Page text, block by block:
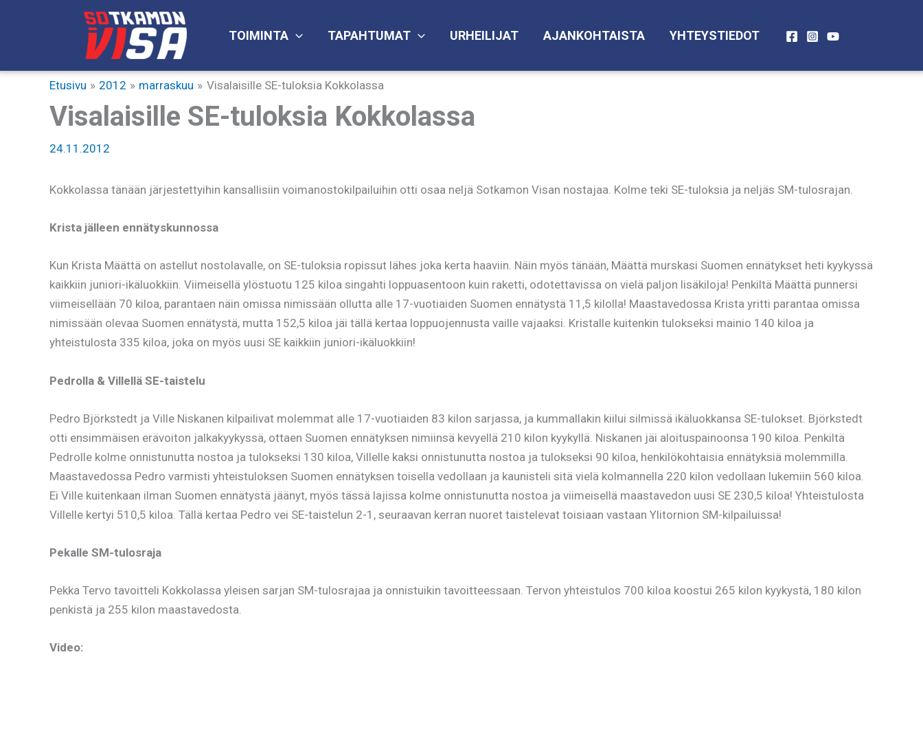
TOIMINTA TAPAHTUMAT URHEILIJAT AJANKOHTAISTA YHTEYSTIEDOT
Etusivu 2012 marraskuu Visalaisille SE-tuloksia Kokkolassa
Visalaisille SE-tuloksia Kokkolassa
24.11.2012
Kokkolassa tänään järjestettyihin kansallisiin voimanostokilpailuihin otti osaa neljä Sotkamon Visan nostajaa. Kolme teki SE-tuloksia ja neljäs SM-tulosrajan.
Krista jälleen ennätyskunnossa
Kun Krista Määttä on astellut nostolavalle, on SE-tuloksia ropissut lähes joka kerta haaviin. Näin myös tänään, Määttä murskasi Suomen ennätykset heti kyykyssä
kaikkiin juniori-ikäluokkiin. Viimeisellä ylöstuotu 125 kiloa singahti loppuasentoon kuin raketti, odotettavissa on vielä paljon lisäkiloja! Penkiltä Määttä punnersi
viimeisellään 70 kiloa, parantaen näin omissa nimissään ollutta alle 17-vuotiaiden Suomen ennätystä 11,5 kilolla! Maastavedossa Krista yritti parantaa omissa
nimissään olevaa Suomen ennätystä, mutta 152,5 kiloa jäi tällä kertaa loppuojennusta vaille vajaaksi. Kristalle kuitenkin tulokseksi mainio 140 kiloa ja
yhteistulosta 335 kiloa, joka on myös uusi SE kaikkiin juniori-ikäluokkiin!
Pedrolla & Villellä SE-taistelu
Pedro Björkstedt ja Ville Niskanen kilpailivat molemmat alle 17-vuotiaiden 83 kilon sarjassa, ja kummallakin kiilui silmissä ikäluokkansa SE-tulokset. Björkstedt
otti ensimmäisen erävoiton jalkakyykyssä, ottaen Suomen ennätyksen nimiinsä kevyellä 210 kilon kyykyllä. Niskanen jäi aloituspainoonsa 190 kiloa. Penkiltä
Pedrolle kolme onnistunutta nostoa ja tulokseksi 130 kiloa, Villelle kaksi onnistunutta nostoa ja tulokseksi 90 kiloa, henkilökohtaisia ennätyksiä molemmilla.
Maastavedossa Pedro varmisti yhteistuloksen Suomen ennätyksen toisella vedollaan ja kaunisteli sitä vielä kolmannella 220 kilon vedollaan lukemiin 560 kiloa.
Ei Ville kuitenkaan ilman Suomen ennätystä jäänyt, myös tässä lajissa kolme onnistunutta nostoa ja viimeisellä maastavedon uusi SE 230,5 kiloa! Yhteistulosta
Villelle kertyi 510,5 kiloa. Tällä kertaa Pedro vei SE-taistelun 2-1, seuraavan kerran nuoret taistelevat toisiaan vastaan Ylitornion SM-kilpailuissa!
Pekalle SM-tulosraja
Pekka Tervo tavoitteli Kokkolassa yleisen sarjan SM-tulosrajaa ja onnistuikin tavoitteessaan. Tervon yhteistulos 700 kiloa koostui 265 kilon kyykystä, 180 kilon
penkistä ja 255 kilon maastavedosta.
Video: